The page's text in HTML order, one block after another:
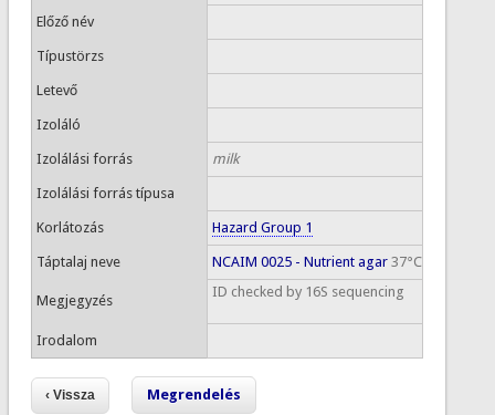
Előző név
Típustörzs
Letevő
Izoláló
Izolálási forrás milk
Izolálási forrás típusa
Korlátozás Hazard Group 1
Táptalaj neve NCAIM 0025 - Nutrient agar37°C
Megjegyzés
ID checked by 16S sequencing
Irodalom
Megrendelés